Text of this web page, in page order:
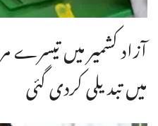
آزاد کشمیر میں
میں تبدیلی کردی گئی